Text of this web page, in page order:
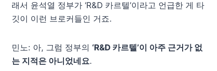
래서 윤석열 정부가 ‘R&D 카르텔’이라고 언급한 게 타
깃이 이런 브로커들인 거죠.
민노: 아, 그럼 정부의 ‘R&D 카르텔’이 아주 근거가 없
는 지적은 아니었네요.